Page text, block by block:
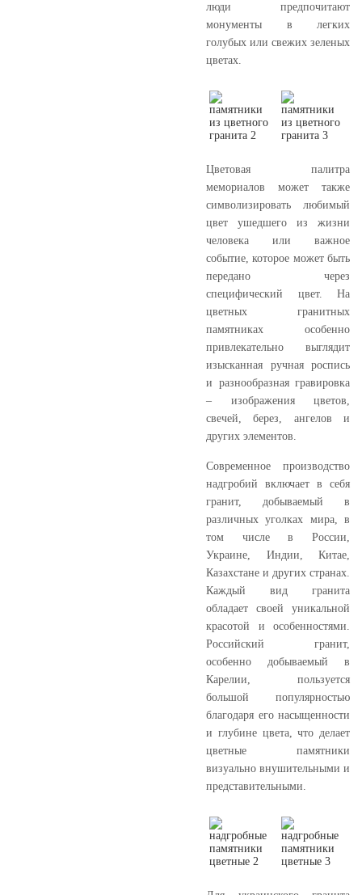
люди предпочитают
монументы в легких
голубых или свежих зеленых
цветах.
Цветовая палитра
мемориалов может также
символизировать любимый
цвет ушедшего из жизни
человека или важное
событие, которое может быть
передано через
специфический цвет. На
цветных гранитных
памятниках особенно
привлекательно выглядит
изысканная ручная роспись
и разнообразная гравировка
– изображения цветов,
свечей, берез, ангелов и
других элементов.
Современное производство
надгробий включает в себя
гранит, добываемый в
различных уголках мира, в
том числе в России,
Украине, Индии, Китае,
Казахстане и других странах.
Каждый вид гранита
обладает своей уникальной
красотой и особенностями.
Российский гранит,
особенно добываемый в
Карелии, пользуется
большой популярностью
благодаря его насыщенности
и глубине цвета, что делает
цветные памятники
визуально внушительными и
представительными.